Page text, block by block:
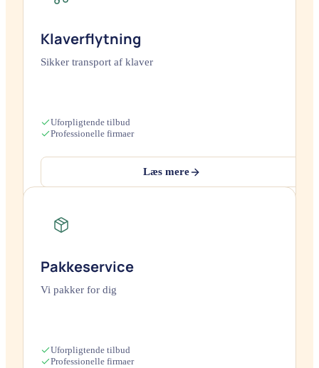
Klaverflytning
Sikker transport af klaver
Uforpligtende tilbud
Professionelle firmaer
Læs mere
Pakkeservice
Vi pakker for dig
Uforpligtende tilbud
Professionelle firmaer